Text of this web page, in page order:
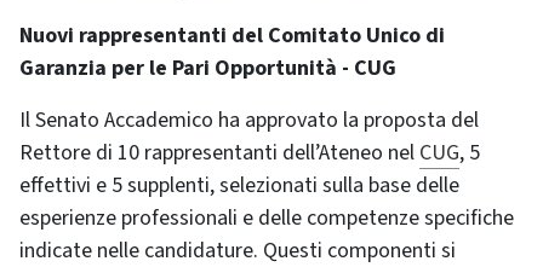
Nuovi rappresentanti del Comitato Unico di
Garanzia per le Pari Opportunità - CUG
Il Senato Accademico ha approvato la proposta del
Rettore di 10 rappresentanti dell’Ateneo nel CUG, 5
effettivi e 5 supplenti, selezionati sulla base delle
esperienze professionali e delle competenze specifiche
indicate nelle candidature. Questi componenti si